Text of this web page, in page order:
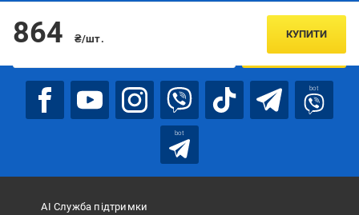
864 ₴/шт. КУПИТИ
Підписуйтесь, щоб дізнаватись першим про акції та пропозиції
ПІДПИСАТИСЯ
bot
bot
АІ Служба підтримки